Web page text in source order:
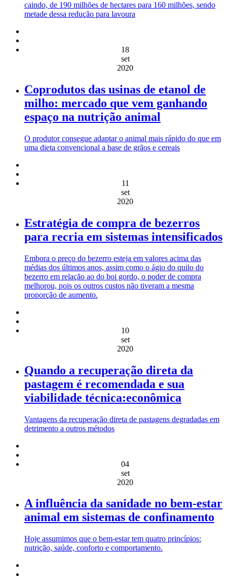
caindo, de 190 milhões de hectares para 160 milhões, sendo
metade dessa redução para lavoura
18
set
2020
Coprodutos das usinas de etanol de
milho: mercado que vem ganhando
espaço na nutrição animal
O produtor consegue adaptar o animal mais rápido do que em
uma dieta convencional a base de grãos e cereais
11
set
2020
Estratégia de compra de bezerros
para recria em sistemas intensificados
Embora o preço do bezerro esteja em valores acima das
médias dos últimos anos, assim como o ágio do quilo do
bezerro em relação ao do boi gordo, o poder de compra
melhorou, pois os outros custos não tiveram a mesma
proporção de aumento.
10
set
2020
Quando a recuperação direta da
pastagem é recomendada e sua
viabilidade técnica:econômica
Vantagens da recuperação direta de pastagens degradadas em
detrimento a outros métodos
04
set
2020
A influência da sanidade no bem-estar
animal em sistemas de confinamento
Hoje assumimos que o bem-estar tem quatro princípios:
nutrição, saúde, conforto e comportamento.